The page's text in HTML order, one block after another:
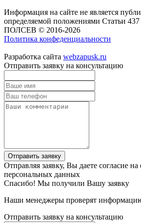
Информация на сайте не является
определяемой положениями Статьи
ПОЛСЕВ © 2016-2026
Политика конфеденциальности
Разработка сайта webzapusk.ru
Отправить заявку на консультацию
Отправить заявку
Отправляя заявку, Вы даете согласие на
персональных данных
Спасибо! Мы получили Вашу заявку
Наши менеджеры проверят
Отправить заявку на консультацию